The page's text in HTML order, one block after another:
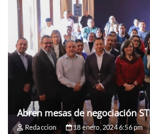
Abren mesas de negociación
Redaccion 18 enero, 2024 6:56 pm